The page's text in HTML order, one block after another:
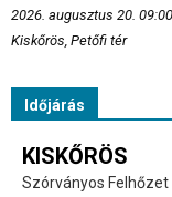
2026. augusztus 20.
Kiskőrös, Petőfi tér
Időjárás
KISKŐRÖS
Szórványos Felhőzet